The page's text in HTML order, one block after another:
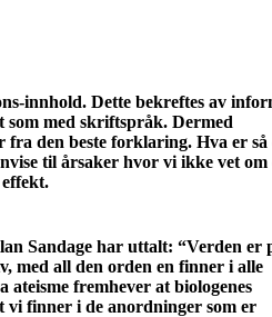
innhold. Dette bekreftes av
som med skriftspråk. Dermed
den beste forklaring. Hva er så
til årsaker hvor vi ikke vet om
Sandage har uttalt: “Verden er
med all den orden en finner i alle
ateisme fremhever at biologenes
vi finner i de anordninger som er